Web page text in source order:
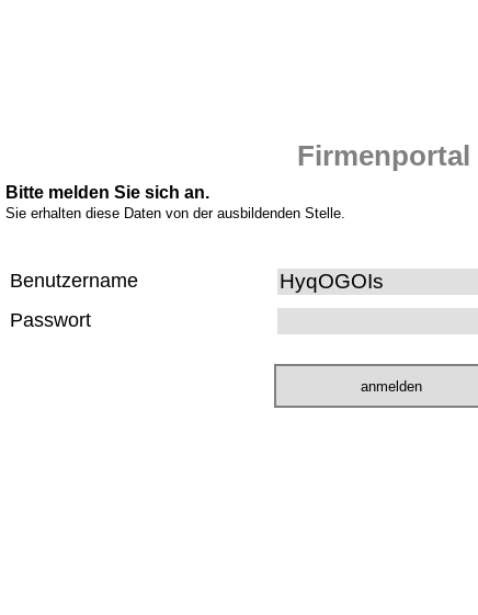
Firmenportal
Bitte melden Sie sich an.
Sie erhalten diese Daten von der ausbildenden Stelle.
Benutzername
Passwort